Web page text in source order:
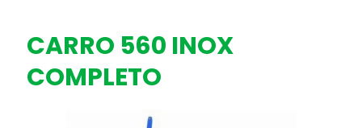
CARRO 560 INOX
COMPLETO